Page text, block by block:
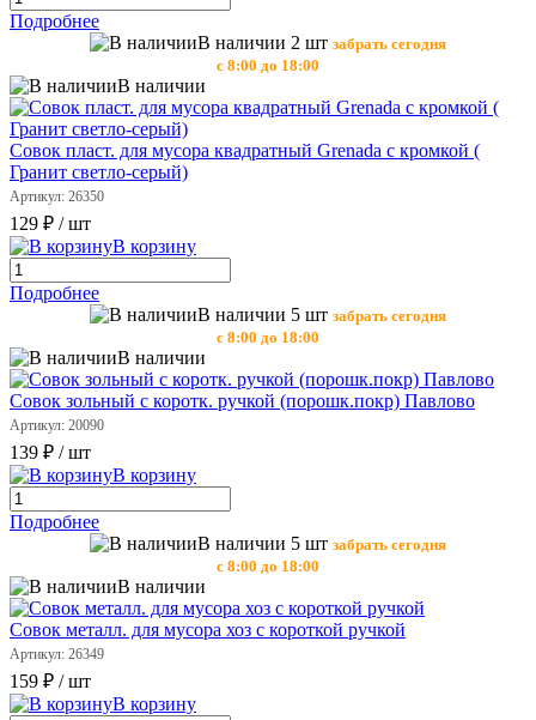
Подробнее
В наличии 2 шт забрать сегодня
с 8:00 до 18:00
В наличии
Совок пласт. для мусора квадратный Grenada с кромкой (
Гранит светло-серый)
Артикул: 26350
129 ₽ / шт
В корзину
Подробнее
В наличии 5 шт забрать сегодня
с 8:00 до 18:00
В наличии
Совок зольный с коротк. ручкой (порошк.покр) Павлово
Артикул: 20090
139 ₽ / шт
В корзину
Подробнее
В наличии 5 шт забрать сегодня
с 8:00 до 18:00
В наличии
Совок металл. для мусора хоз с короткой ручкой
Артикул: 26349
159 ₽ / шт
В корзину